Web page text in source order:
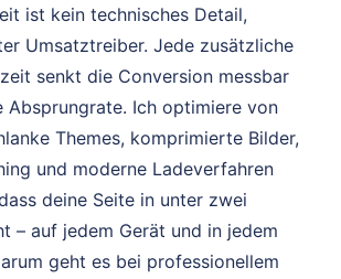
ist kein technisches Detail,
Umsatztreiber. Jede zusätzliche
senkt die Conversion messbar
Absprungrate. Ich optimiere von
Themes, komprimierte Bilder,
und moderne Ladeverfahren
deine Seite in unter zwei
– auf jedem Gerät und in jedem
geht es bei professionellem